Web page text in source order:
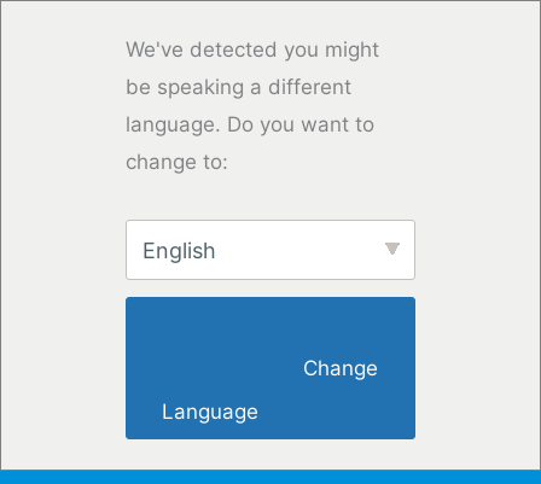
We've detected you might
be speaking a different
language. Do you want to
change to:
English
Language